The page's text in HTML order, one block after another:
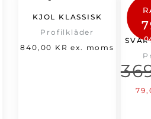
KJOL KLASSISK
Profilkläder
840,00 KR ex. moms
Det